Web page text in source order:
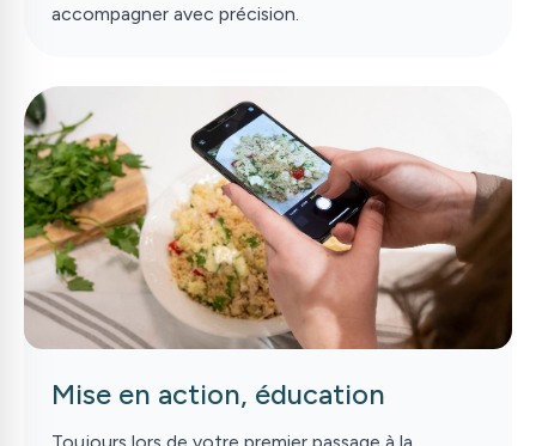
accompagner avec précision.
Mise en action, éducation